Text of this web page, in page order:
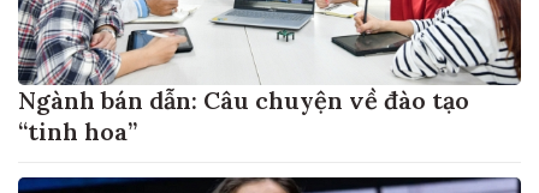
Ngành bán dẫn: Câu chuyện về đào tạo
“tinh hoa”